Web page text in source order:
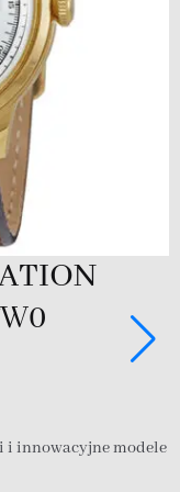
i innowacyjne modele